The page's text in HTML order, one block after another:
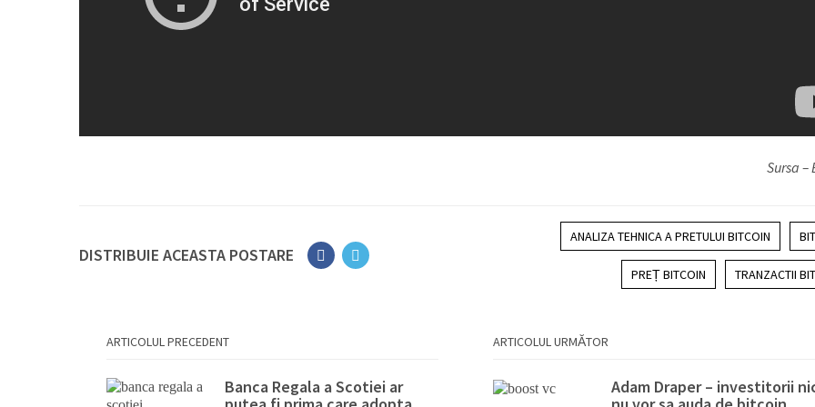
Sursa –
DISTRIBUIE ACEASTA POSTARE
ANALIZA TEHNICA A PRETULUI BITCOIN
PREȚ BITCOIN TRANZACTII
ARTICOLUL PRECEDENT
Banca Regala a Scotiei ar
ARTICOLUL URMĂTOR
Adam Draper – investitorii